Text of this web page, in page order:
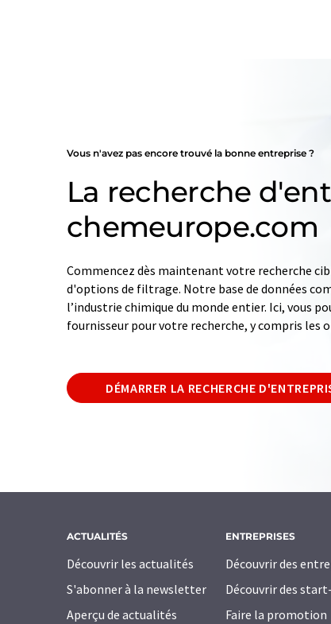
Vous n'avez pas encore trouvé la bonne entreprise ?
La recherche
chemeurope.com
Commencez dès maintenant votre recherche
d'options de filtrage. Notre base de données
l’industrie chimique du monde entier. Ici, vous
fournisseur pour votre recherche, y compris les
DÉMARRER LA RECHERCHE
ACTUALITÉS
Découvrir les actualités
S'abonner à la newsletter
Aperçu de actualités
ENTREPRISES
Découvrir des
Découvrir des
Faire la promotion